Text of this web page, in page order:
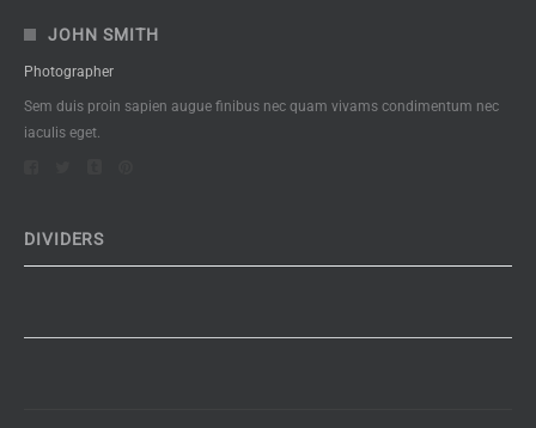
JOHN SMITH
Photographer
Sem duis proin sapien augue finibus nec quam vivams condimentum nec
iaculis eget.
DIVIDERS